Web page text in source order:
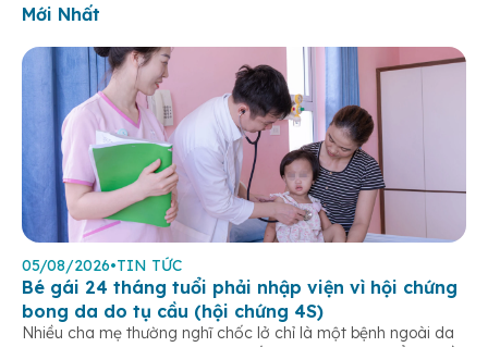
Mới Nhất
05/08/2026•TIN TỨC
Bé gái 24 tháng tuổi phải nhập viện vì hội chứng
bong da do tụ cầu (hội chứng 4S)
Nhiều cha mẹ thường nghĩ chốc lở chỉ là một bệnh ngoài da